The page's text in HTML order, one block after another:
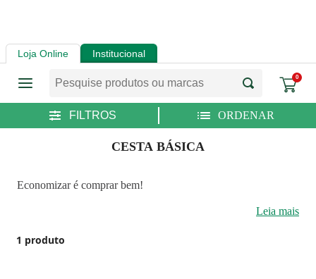
Loja Online Institucional
0
CESTA BÁSICA
Economizar é comprar bem!
Leia mais
1 produto